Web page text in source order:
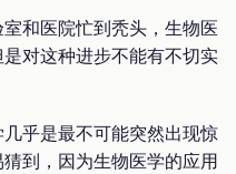
和医院忙到秃头，生物医
对这种进步不能有不切实
乎是最不可能突然出现惊
到，因为生物医学的应用